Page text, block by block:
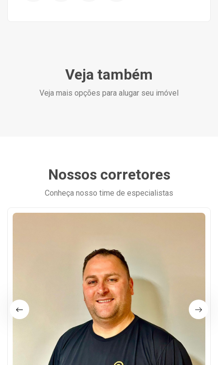
Veja também
Veja mais opções para alugar seu imóvel
Nossos corretores
Conheça nosso time de especialistas